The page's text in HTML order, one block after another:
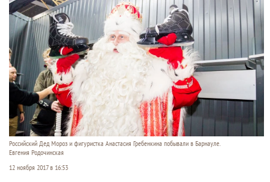
Российский Дед Мороз и фигуристка Анастасия Гребенкина побывали в Барнауле.
Евгения Родочинская
12 ноября 2017 в 16:53